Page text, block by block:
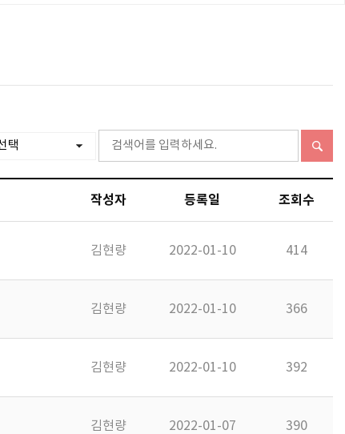
작성자 등록일 조회수
김현량 2022-01-10 414
김현량 2022-01-10 366
김현량 2022-01-10 392
김현량 2022-01-07 390